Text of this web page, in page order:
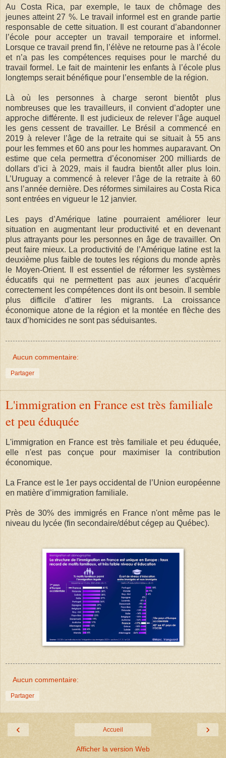
Au Costa Rica, par exemple, le taux de chômage des
jeunes atteint 27 %. Le travail informel est en grande partie
responsable de cette situation. Il est courant d’abandonner
l’école pour accepter un travail temporaire et informel.
Lorsque ce travail prend fin, l’élève ne retourne pas à l’école
et n’a pas les compétences requises pour le marché du
travail formel. Le fait de maintenir les enfants à l’école plus
longtemps serait bénéfique pour l’ensemble de la région.
Là où les personnes à charge seront bientôt plus
nombreuses que les travailleurs, il convient d’adopter une
approche différente. Il est judicieux de relever l’âge auquel
les gens cessent de travailler. Le Brésil a commencé en
2019 à relever l’âge de la retraite qui se situait à 55 ans
pour les femmes et 60 ans pour les hommes auparavant. On
estime que cela permettra d’économiser 200 milliards de
dollars d’ici à 2029, mais il faudra bientôt aller plus loin.
L’Uruguay a commencé à relever l’âge de la retraite à 60
ans l’année dernière. Des réformes similaires au Costa Rica
sont entrées en vigueur le 12 janvier.
Les pays d’Amérique latine pourraient améliorer leur
situation en augmentant leur productivité et en devenant
plus attrayants pour les personnes en âge de travailler. On
peut faire mieux. La productivité de l’Amérique latine est la
deuxième plus faible de toutes les régions du monde après
le Moyen-Orient. Il est essentiel de réformer les systèmes
éducatifs qui ne permettent pas aux jeunes d’acquérir
correctement les compétences dont ils ont besoin. Il semble
plus difficile d’attirer les migrants. La croissance
économique atone de la région et la montée en flèche des
taux d’homicides ne sont pas séduisantes.
Aucun commentaire:
Partager
L'immigration en France est très familiale
et peu éduquée
L'immigration en France est très familiale et peu éduquée,
elle n'est pas conçue pour maximiser la contribution
économique.
La France est le 1er pays occidental de l’Union européenne
en matière d’immigration familiale.
Près de 30% des immigrés en France n'ont même pas le
niveau du lycée (fin secondaire/début cégep au Québec).
Aucun commentaire:
Partager
‹ ›
Accueil
Afficher la version Web